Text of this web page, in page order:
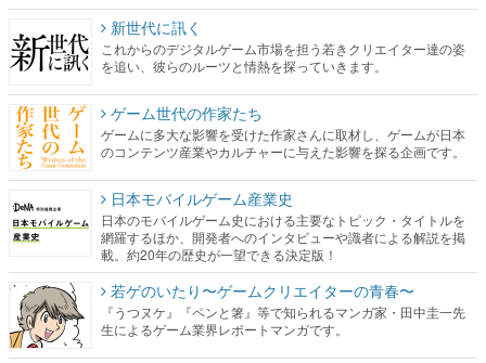
新世代に訊く
これからのデジタルゲーム市場を担う若きクリエイター達の姿
を追い、彼らのルーツと情熱を探っていきます。
ゲーム世代の作家たち
ゲームに多大な影響を受けた作家さんに取材し、ゲームが日本
のコンテンツ産業やカルチャーに与えた影響を探る企画です。
日本モバイルゲーム産業史
日本のモバイルゲーム史における主要なトピック・タイトルを
網羅するほか、開発者へのインタビューや識者による解説を掲
載。約20年の歴史が一望できる決定版！
若ゲのいたり〜ゲームクリエイターの青春〜
『うつヌケ』『ペンと箸』等で知られるマンガ家・田中圭一先
生によるゲーム業界レポートマンガです。